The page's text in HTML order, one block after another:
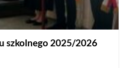
szkolnego 2025/2026